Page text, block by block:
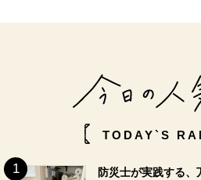
TODAY`S
防災士が実践する